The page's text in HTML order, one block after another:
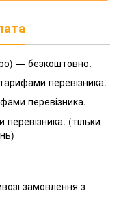
— безкоштовно.
перевізника.
перевізника.
(тільки
замовлення з